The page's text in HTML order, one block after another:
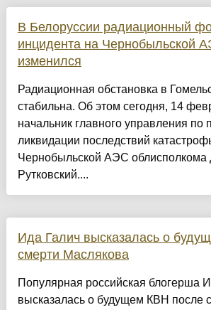
В Белоруссии радиационный
инцидента на Чернобыльской
изменился
Радиационная обстановка в
стабильна. Об этом сегодня, 14
начальник главного управления по
ликвидации последствий
Чернобыльской АЭС облисполкома
Рутковский....
Ида Галич высказалась о
смерти Маслякова
Популярная российская блогерша
высказалась о будущем КВН после